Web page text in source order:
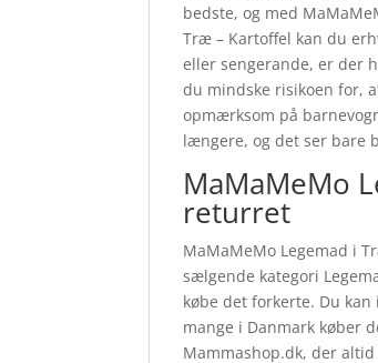
bedste, og med
Træ – Kartoffel kan du
eller sengerande, er der
du mindske risikoen for,
opmærksom på
længere, og det ser bare
MaMaMeMo
returret
MaMaMeMo Legemad i
sælgende kategori
købe det forkerte. Du
mange i Danmark køber
Mammashop.dk, der